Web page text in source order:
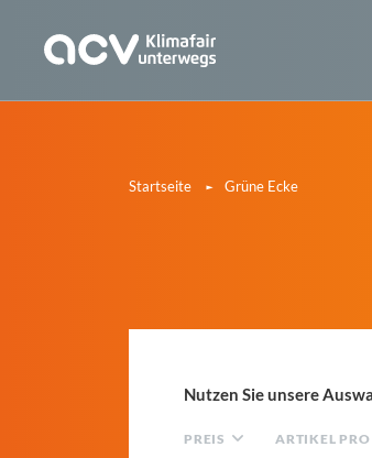
Startseite Grüne Ecke
Nutzen Sie unsere
PREIS ARTIKEL PRO